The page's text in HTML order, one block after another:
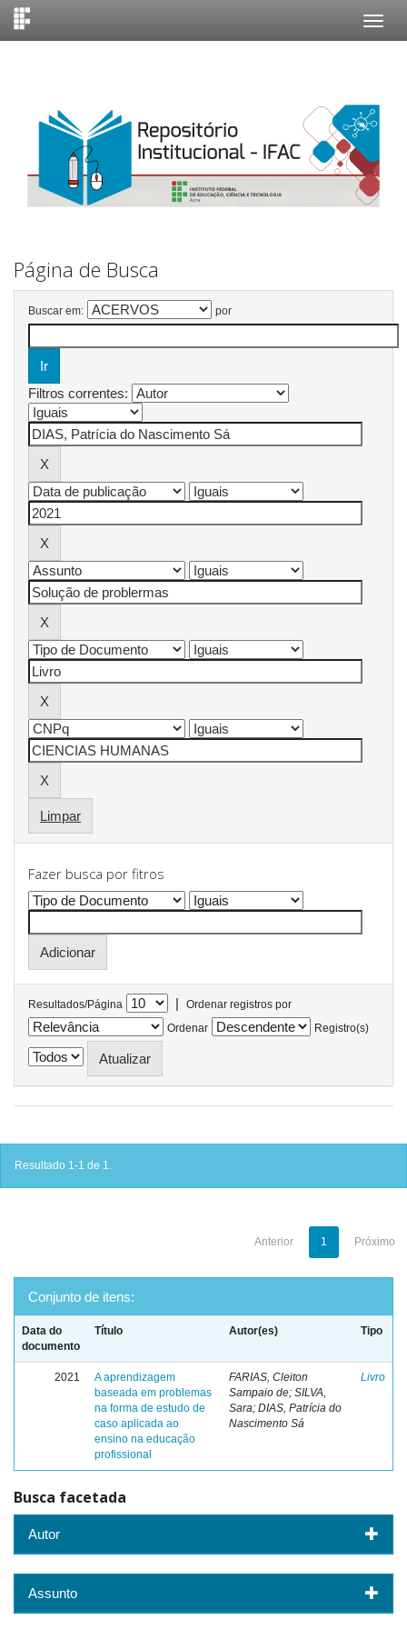
Página de Busca
Buscar em: por
Filtros correntes:
Limpar
Fazer busca por fitros
Resultados/Página |
Ordenar registros por
Ordenar
Registro(s)
Resultado 1-1 de 1.
Anterior 1 Próximo
Conjunto de itens:
Data do
documento
Título Autor(es) Tipo
2021
A aprendizagem
baseada em problemas
na forma de estudo de
caso aplicada ao
ensino na educação
profissional
FARIAS, Cleiton
Sampaio de; SILVA,
Sara; DIAS, Patrícia do
Nascimento Sá
Livro
Busca facetada
Autor
Assunto